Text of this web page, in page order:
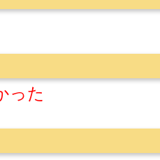
った